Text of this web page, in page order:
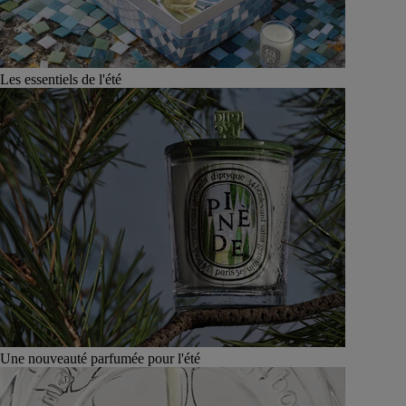
Les essentiels de l'été
Une nouveauté parfumée pour l'été